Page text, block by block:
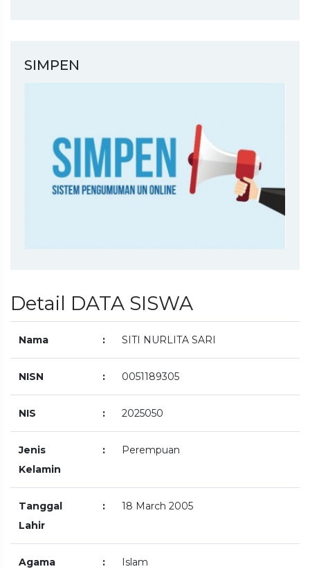
SIMPEN
Detail DATA SISWA
Nama : SITI NURLITA SARI
NISN : 0051189305
NIS : 2025050
Jenis
Kelamin
: Perempuan
Tanggal
Lahir
: 18 March 2005
Agama : Islam